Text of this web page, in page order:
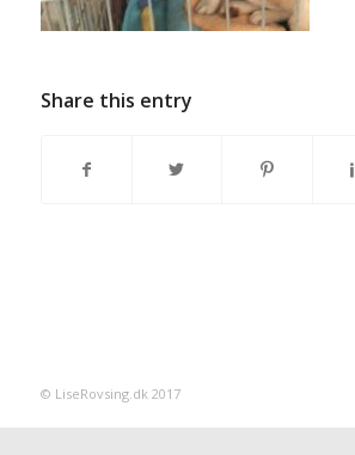
Share this entry
© LiseRovsing.dk 2017